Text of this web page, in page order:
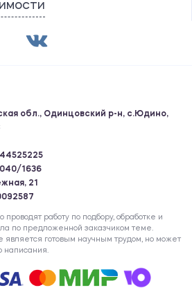
обл., Одинцовский р-н, с.Юдино,
1636
21
работу по подбору, обработке и
по предложенной заказчиком теме.
является готовым научным трудом, но может
написания.